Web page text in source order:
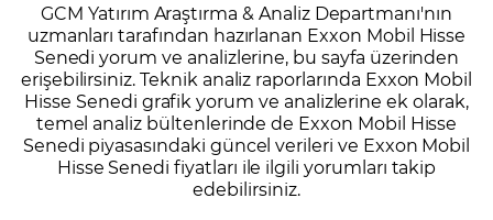
GCM Yatırım Araştırma & Analiz Departmanı'nın
uzmanları tarafından hazırlanan Exxon Mobil Hisse
Senedi yorum ve analizlerine, bu sayfa üzerinden
erişebilirsiniz. Teknik analiz raporlarında Exxon Mobil
Hisse Senedi grafik yorum ve analizlerine ek olarak,
temel analiz bültenlerinde de Exxon Mobil Hisse
Senedi piyasasındaki güncel verileri ve Exxon Mobil
Hisse Senedi fiyatları ile ilgili yorumları takip
edebilirsiniz.